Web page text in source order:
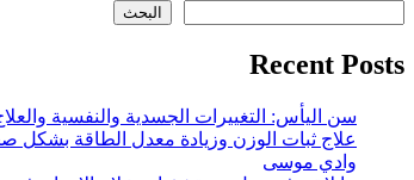
البحث
Recent Posts
سن اليأس: التغييرات الجسدية والنفسية
علاج ثبات الوزن وزيادة معدل الطاقة بشكل صحي
وادي موسى